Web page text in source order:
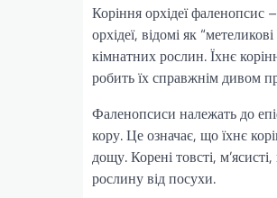
Коріння орхідеї фаленопсис
орхідеї, відомі як
кімнатних рослин. Їхнє
робить їх справжнім дивом
Фаленопсиси належать до
кору. Це означає, що їхнє
дощу. Корені товсті,
рослину від посухи.